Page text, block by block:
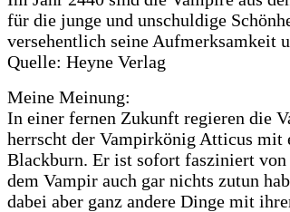
für die junge und unschuldige
versehentlich seine Aufmerksamkeit
Quelle: Heyne Verlag
Meine Meinung:
In einer fernen Zukunft regieren die
herrscht der Vampirkönig Atticus mit
Blackburn. Er ist sofort fasziniert
dem Vampir auch gar nichts zutun
dabei aber ganz andere Dinge mit